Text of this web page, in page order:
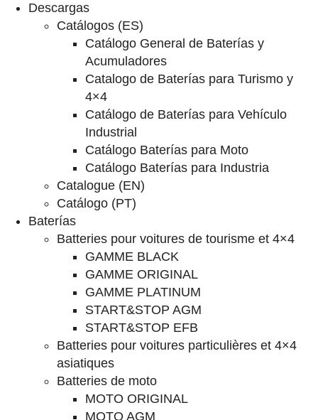
Descargas
Catálogos (ES)
Catálogo General de Baterías y
Acumuladores
Catalogo de Baterías para Turismo y
4×4
Catálogo de Baterías para Vehículo
Industrial
Catálogo Baterías para Moto
Catálogo Baterías para Industria
Catalogue (EN)
Catálogo (PT)
Baterías
Batteries pour voitures de tourisme et 4×4
GAMME BLACK
GAMME ORIGINAL
GAMME PLATINUM
START&STOP AGM
START&STOP EFB
Batteries pour voitures particulières et 4×4
asiatiques
Batteries de moto
MOTO ORIGINAL
MOTO AGM